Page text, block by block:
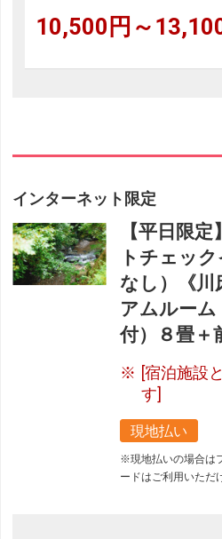
10,500円～
インターネット限定
【平日限
トチェッ
なし）《川
アムルー
付）８畳＋
[宿泊施設
す]
現地払い
※現地払いの場合は
ードはご利用いただ